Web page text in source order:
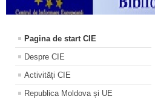
Pagina de start CIE
Despre CIE
Activități CIE
Republica Moldova și UE